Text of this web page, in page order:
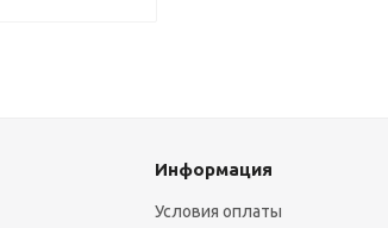
Информация
Условия оплаты